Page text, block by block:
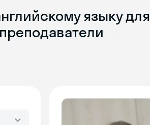
языку